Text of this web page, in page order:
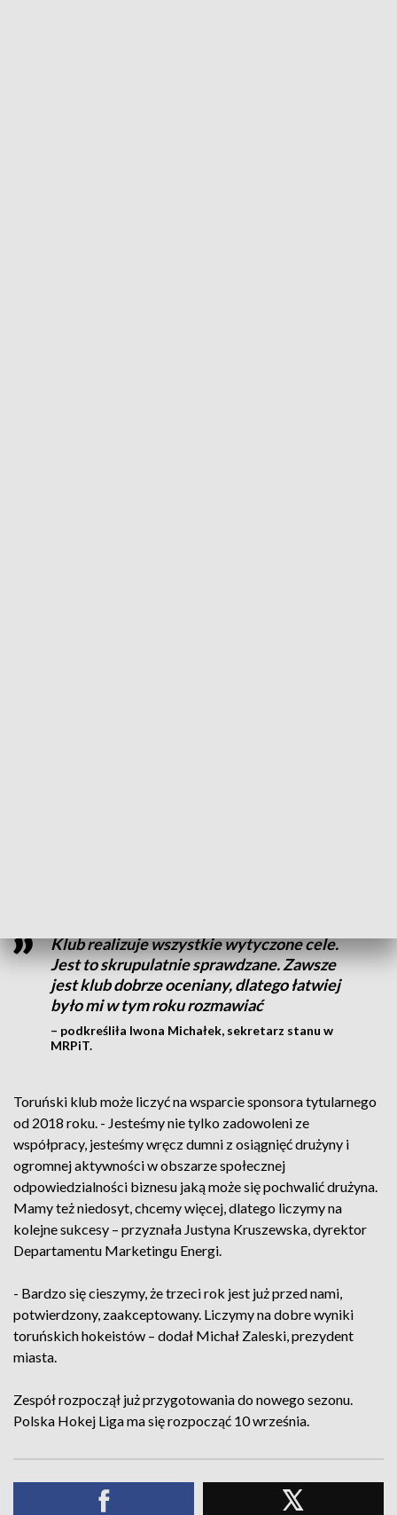
Klub realizuje wszystkie wytyczone cele.
Jest to skrupulatnie sprawdzane. Zawsze
jest klub dobrze oceniany, dlatego łatwiej
było mi w tym roku rozmawiać
– podkreśliła Iwona Michałek, sekretarz stanu w
MRPiT.
Toruński klub może liczyć na wsparcie sponsora tytularnego
od 2018 roku. - Jesteśmy nie tylko zadowoleni ze
współpracy, jesteśmy wręcz dumni z osiągnięć drużyny i
ogromnej aktywności w obszarze społecznej
odpowiedzialności biznesu jaką może się pochwalić drużyna.
Mamy też niedosyt, chcemy więcej, dlatego liczymy na
kolejne sukcesy – przyznała Justyna Kruszewska, dyrektor
Departamentu Marketingu Energi.
- Bardzo się cieszymy, że trzeci rok jest już przed nami,
potwierdzony, zaakceptowany. Liczymy na dobre wyniki
toruńskich hokeistów – dodał Michał Zaleski, prezydent
miasta.
Zespół rozpoczął już przygotowania do nowego sezonu.
Polska Hokej Liga ma się rozpocząć 10 września.